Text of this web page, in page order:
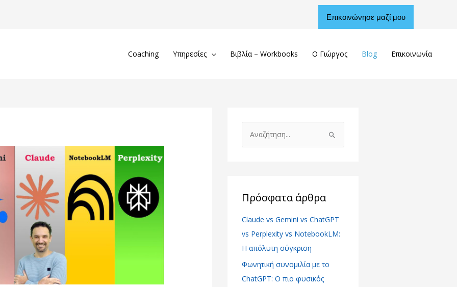
Επικοινώνησε μαζί μου
Coaching Υπηρεσίες Βιβλία – Workbooks Ο Γιώργος Blog Επικοινωνία
ν
ή
η
σ
η
γ
ι
Πρόσφατα άρθρα
Claude vs Gemini vs ChatGPT
vs Perplexity vs NotebookLM:
Η απόλυτη σύγκριση
Φωνητική συνομιλία με το
ChatGPT: Ο πιο φυσικός